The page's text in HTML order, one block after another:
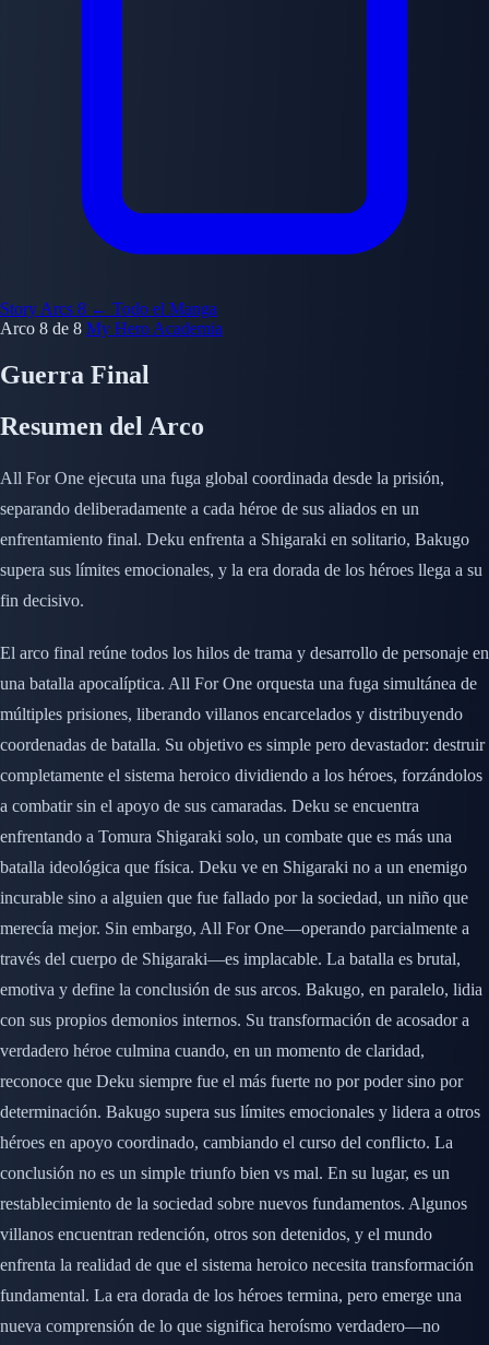
Story Arcs 8 ← Todo el Manga
Arco 8 de 8 My Hero Academia
Guerra Final
Resumen del Arco
All For One ejecuta una fuga global coordinada desde la prisión,
separando deliberadamente a cada héroe de sus aliados en un
enfrentamiento final. Deku enfrenta a Shigaraki en solitario, Bakugo
supera sus límites emocionales, y la era dorada de los héroes llega a su
fin decisivo.
El arco final reúne todos los hilos de trama y desarrollo de personaje en
una batalla apocalíptica. All For One orquesta una fuga simultánea de
múltiples prisiones, liberando villanos encarcelados y distribuyendo
coordenadas de batalla. Su objetivo es simple pero devastador: destruir
completamente el sistema heroico dividiendo a los héroes, forzándolos
a combatir sin el apoyo de sus camaradas. Deku se encuentra
enfrentando a Tomura Shigaraki solo, un combate que es más una
batalla ideológica que física. Deku ve en Shigaraki no a un enemigo
incurable sino a alguien que fue fallado por la sociedad, un niño que
merecía mejor. Sin embargo, All For One—operando parcialmente a
través del cuerpo de Shigaraki—es implacable. La batalla es brutal,
emotiva y define la conclusión de sus arcos. Bakugo, en paralelo, lidia
con sus propios demonios internos. Su transformación de acosador a
verdadero héroe culmina cuando, en un momento de claridad,
reconoce que Deku siempre fue el más fuerte no por poder sino por
determinación. Bakugo supera sus límites emocionales y lidera a otros
héroes en apoyo coordinado, cambiando el curso del conflicto. La
conclusión no es un simple triunfo bien vs mal. En su lugar, es un
restablecimiento de la sociedad sobre nuevos fundamentos. Algunos
villanos encuentran redención, otros son detenidos, y el mundo
enfrenta la realidad de que el sistema heroico necesita transformación
fundamental. La era dorada de los héroes termina, pero emerge una
nueva comprensión de lo que significa heroísmo verdadero—no